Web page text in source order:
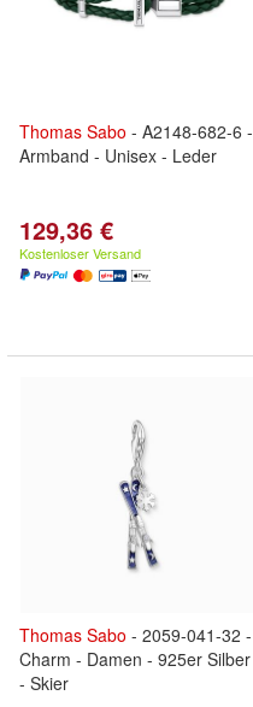
Thomas Sabo - A2148-682-6 -
Armband - Unisex - Leder
129,36 €
Kostenloser Versand
Thomas Sabo - 2059-041-32 -
Charm - Damen - 925er Silber
- Skier